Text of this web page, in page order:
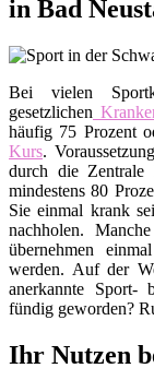
in Bad
Bei vielen
gesetzlichen
häufig 75 Prozent
Kurs.
durch die Zentrale
mindestens 80
Sie einmal krank
nachholen.
übernehmen
werden. Auf der
anerkannte Sport-
fündig geworden?
Ihr Nutzen